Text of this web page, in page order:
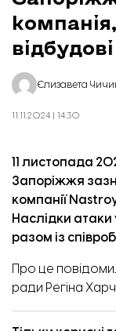
Єлизавета
11.11.2024 | 14:30
11 листопада
Запоріжжя
компанії
Наслідки
разом із
Про це
ради Регіна